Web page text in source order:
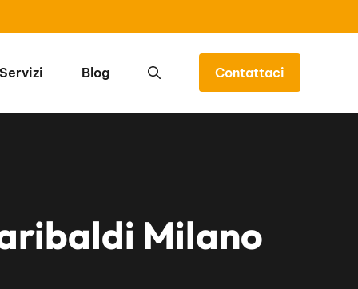
Servizi Blog Contattaci
Milano